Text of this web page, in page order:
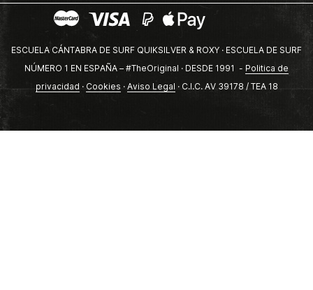
ESCUELA CÁNTABRA DE SURF QUIKSILVER & ROXY · ESCUELA DE SURF
NÚMERO 1 EN ESPAÑA – #TheOriginal · DESDE 1991 - Politica de
privacidad · Cookies · Aviso Legal · C.I.C. AV 39178 / TEA 18